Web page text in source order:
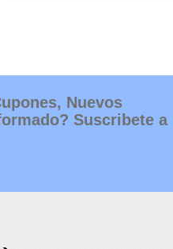
Nuevos
Suscribete a